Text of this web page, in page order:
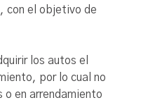
con el objetivo de
los autos el
por lo cual no
o en arrendamiento